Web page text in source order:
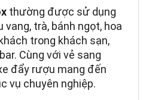
thường được sử dụng
vang, trà, bánh ngọt, hoa
trong khách sạn,
Cùng với vẻ sang
đẩy rượu mang đến
vụ chuyên nghiệp.